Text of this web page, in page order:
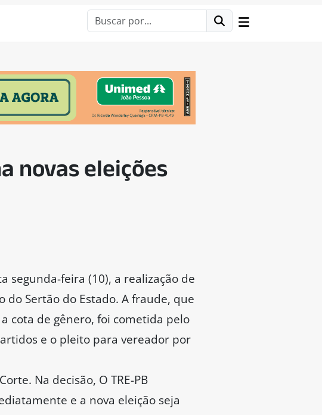
novas eleições
segunda-feira (10), a realização de
do Sertão do Estado. A fraude, que
cota de gênero, foi cometida pelo
e o pleito para vereador por
Na decisão, O TRE-PB
e a nova eleição seja